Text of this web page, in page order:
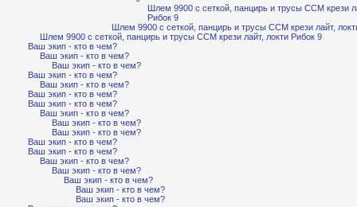
Шлем 9900 с сеткой, панцирь и трусы ССМ крези
Рибок 9
Шлем 9900 с сеткой, панцирь и трусы ССМ крези лайт,
Шлем 9900 с сеткой, панцирь и трусы ССМ крези лайт, локти Рибок 9
Ваш экип - кто в чем?
Ваш экип - кто в чем?
Ваш экип - кто в чем?
Ваш экип - кто в чем?
Ваш экип - кто в чем?
Ваш экип - кто в чем?
Ваш экип - кто в чем?
Ваш экип - кто в чем?
Ваш экип - кто в чем?
Ваш экип - кто в чем?
Ваш экип - кто в чем?
Ваш экип - кто в чем?
Ваш экип - кто в чем?
Ваш экип - кто в чем?
Ваш экип - кто в чем?
Ваш экип - кто в чем?
Ваш экип - кто в чем?